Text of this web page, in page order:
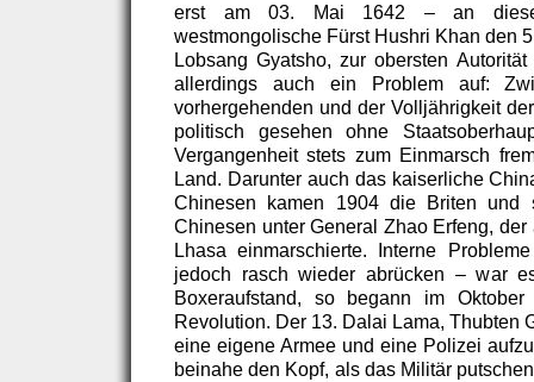
erst am 03. Mai 1642 – an
westmongolische Fürst Hushri Khan den
Lobsang Gyatsho, zur obersten
allerdings auch ein Problem auf:
vorhergehenden und der Volljährigkeit
politisch gesehen ohne
Vergangenheit stets zum Einmarsch
Land. Darunter auch das kaiserliche
Chinesen kamen 1904 die Briten und
Chinesen unter General Zhao Erfeng,
Lhasa einmarschierte. Interne
jedoch rasch wieder abrücken – war
Boxeraufstand, so begann im
Revolution. Der 13. Dalai Lama, Thubten
eine eigene Armee und eine Polizei
beinahe den Kopf, als das Militär